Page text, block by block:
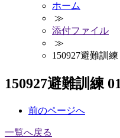
ホーム
≫
添付ファイル
≫
150927避難訓練
150927避難訓練
前のページへ
一覧へ戻る